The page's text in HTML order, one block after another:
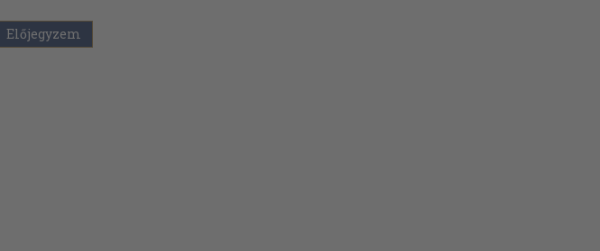
Előjegyzem